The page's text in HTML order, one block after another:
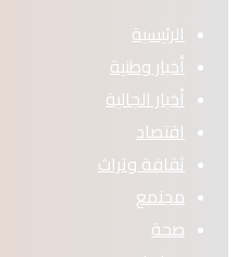
الرئيسية
أخبار وطنية
أخبار الجالية
اقتصاد
ثقافة وتراث
مجتمع
صحة